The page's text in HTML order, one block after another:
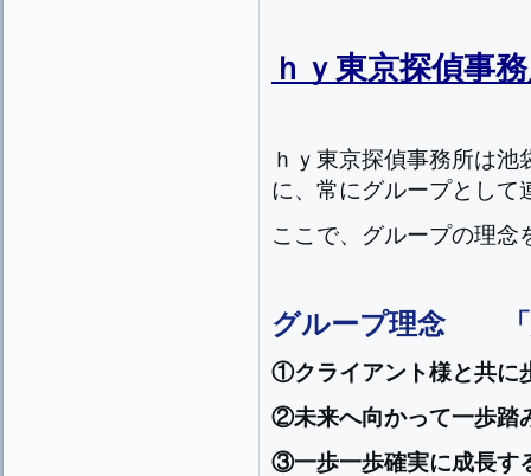
ｈｙ東京探偵事
ｈｙ東京探偵事務所は
に、常にグループとして
ここで、グループの理念
グループ理念 「
①クライアント様と共に
②未来へ向かって一歩踏
③一歩一歩確実に成長す